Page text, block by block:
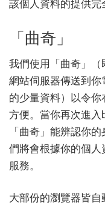
該個人資料的提供完
「曲奇」
我們使用「曲奇」（
網站伺服器傳送到你
的少量資料）以令
方便。當你再次進
「曲奇」能辨認你
們將會根據你的個
服務。
大部份的瀏覽器皆